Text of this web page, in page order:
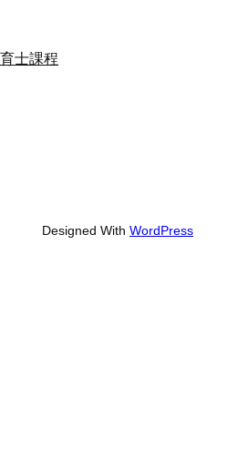
士課程
Designed With WordPress